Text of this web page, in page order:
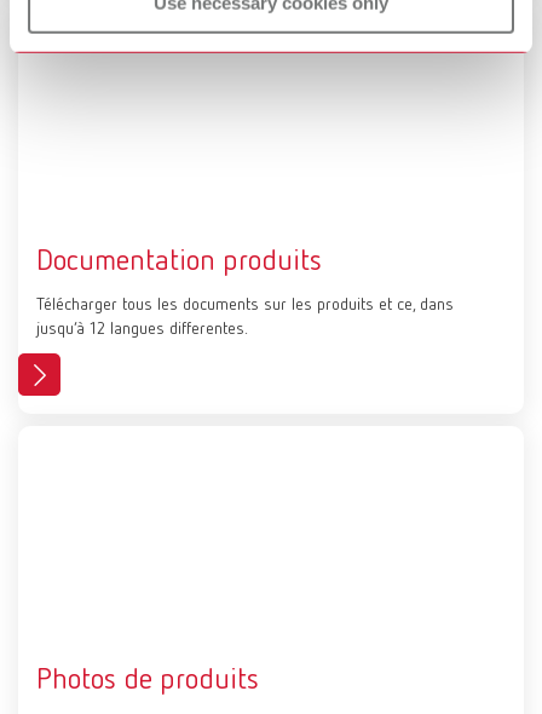
Documentation produits
Télécharger tous les documents sur les produits et ce, dans
jusqu’à 12 langues differentes.
Photos de produits